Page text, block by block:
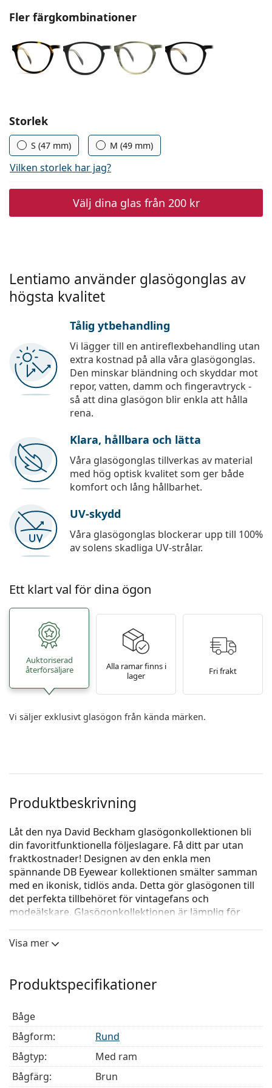
Upptäck alla
Fler färgkombinationer
Välj parametrar
Storlek
S (47 mm) M (49 mm)
Vilken storlek har jag?
Välj dina glas från 200 kr
Lentiamo använder glasögonglas av
högsta kvalitet
Tålig ytbehandling
Vi lägger till en antireflexbehandling utan
extra kostnad på alla våra glasögonglas.
Den minskar bländning och skyddar mot
repor, vatten, damm och fingeravtryck -
så att dina glasögon blir enkla att hålla
rena.
Klara, hållbara och lätta
Våra glasögonglas tillverkas av material
med hög optisk kvalitet som ger både
komfort och lång hållbarhet.
UV-skydd
Våra glasögonglas blockerar upp till 100%
av solens skadliga UV-strålar.
Ett klart val för dina ögon
Auktoriserad
återförsäljare
Alla ramar finns i
lager
Fri frakt
Vi säljer exklusivt glasögon från kända märken.
Produktbeskrivning
Låt den nya David Beckham glasögonkollektionen bli
din favoritfunktionella följeslagare. Få ditt par utan
fraktkostnader! Designen av den enkla men
spännande DB Eyewear kollektionen smälter samman
med en ikonisk, tidlös anda. Detta gör glasögonen till
det perfekta tillbehöret för vintagefans och
modeälskare. Glasögonkollektionen är lämplig för
individuellt utseende.
Kolla hur du ser ut i de här glasögonen med Lentiamos
virtuella provningsfunktion.
Glasögonram
Den bruna färgen på ramen passar perfekt till en
varm hudton och ljusbrunt, svart eller
mörkblont hår.
Runda bågar är ett perfekt val för dem med en
Visa mer
Produktspecifikationer
Båge
Bågform:
Rund
Bågtyp:
Med ram
Bågfärg:
Brun